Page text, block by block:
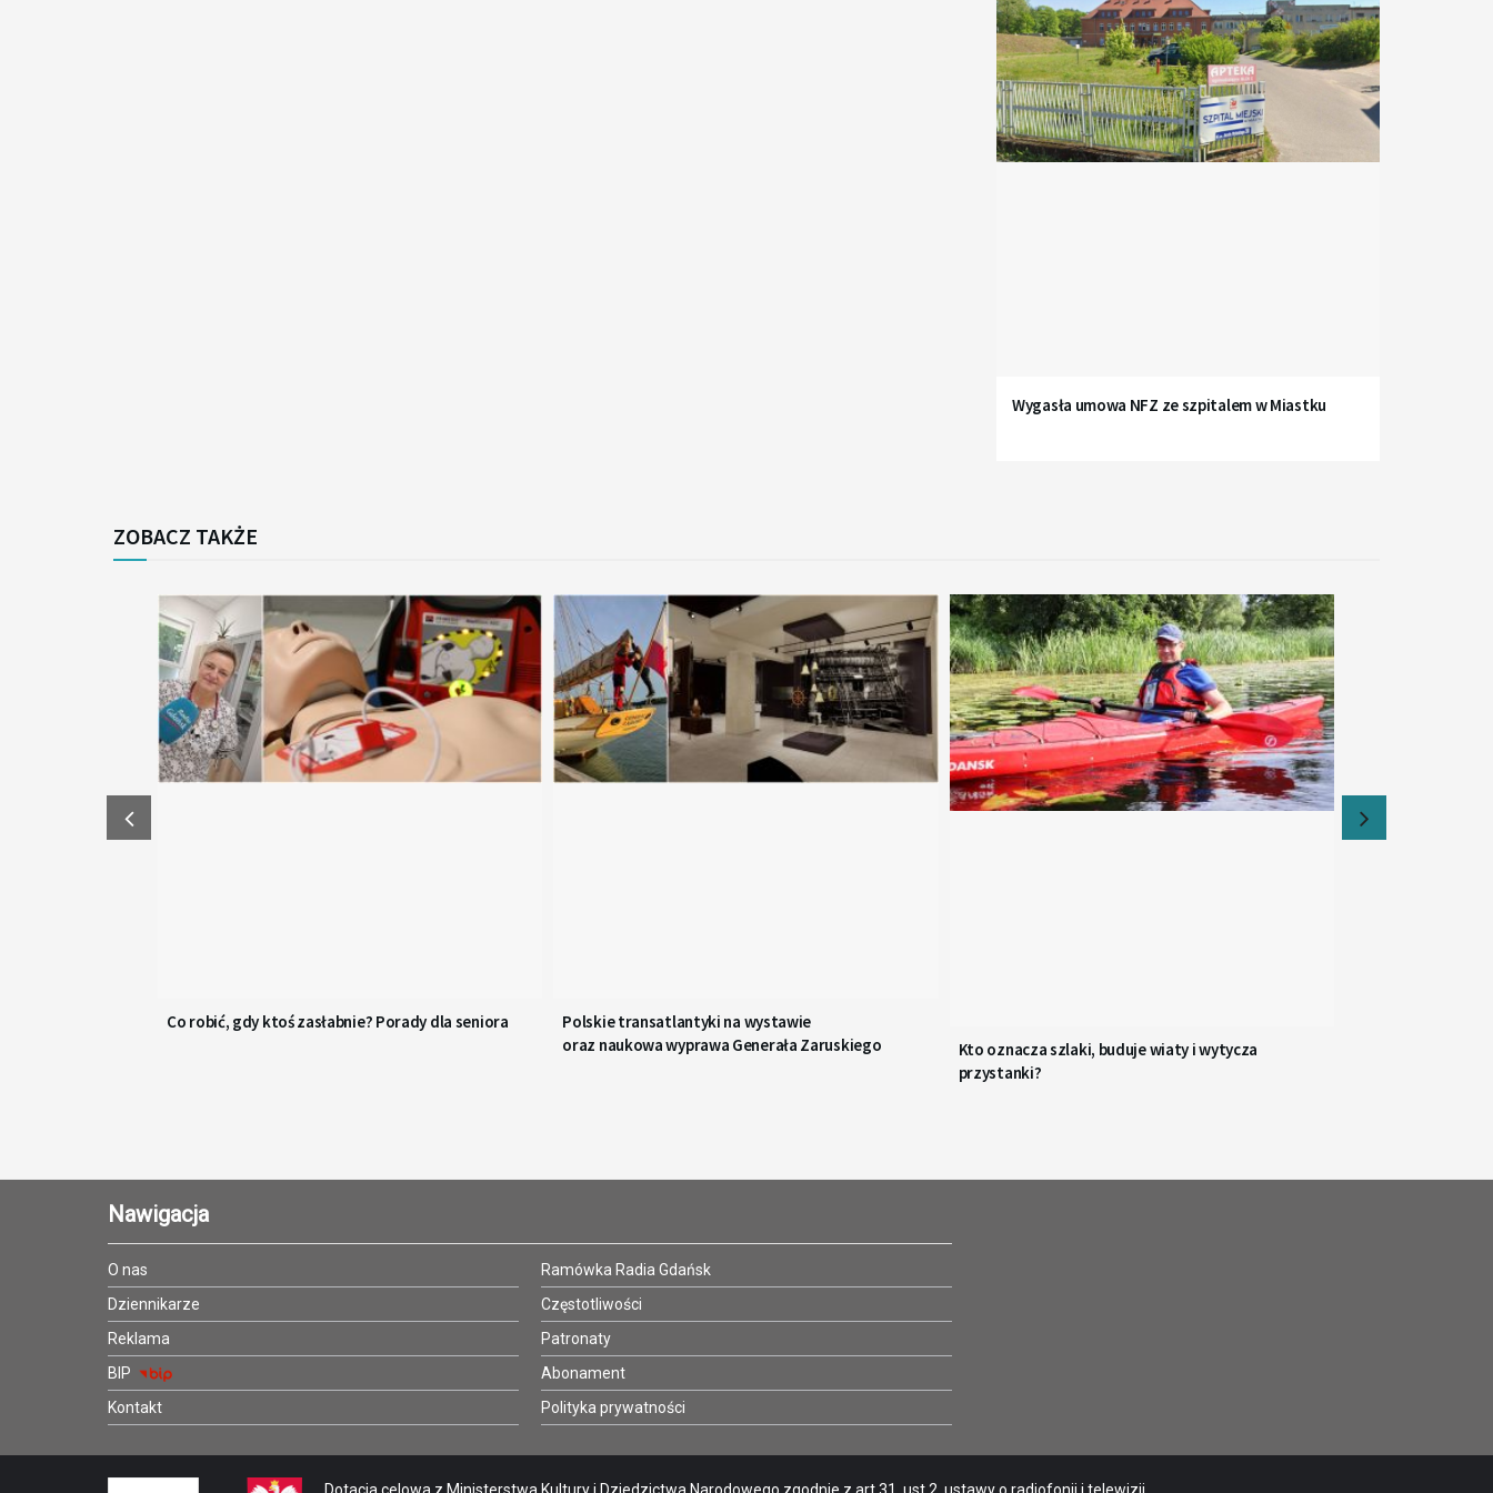
Wygasła umowa NFZ ze szpitalem w Miastku
ZOBACZ TAKŻE
Co robić, gdy ktoś zasłabnie? Porady dla seniora
Polskie transatlantyki na wystawie
oraz naukowa wyprawa Generała Zaruskiego
Kto oznacza szlaki, buduje wiaty i wytycza
przystanki?
Nawigacja
O nas
Dziennikarze
Reklama
BIP
Kontakt
Ramówka Radia Gdańsk
Częstotliwości
Patronaty
Abonament
Polityka prywatności